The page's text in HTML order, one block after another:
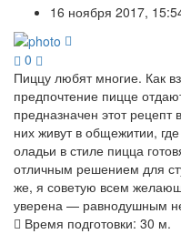
16 ноября 2017,
0
Пиццу любят многие. Как
предпочтение пицце
предназначен этот
них живут в общежитии,
оладьи в стиле пицца
отличным решением для
же, я советую всем
уверена — равнодушным
Время подготовки: 30 м.